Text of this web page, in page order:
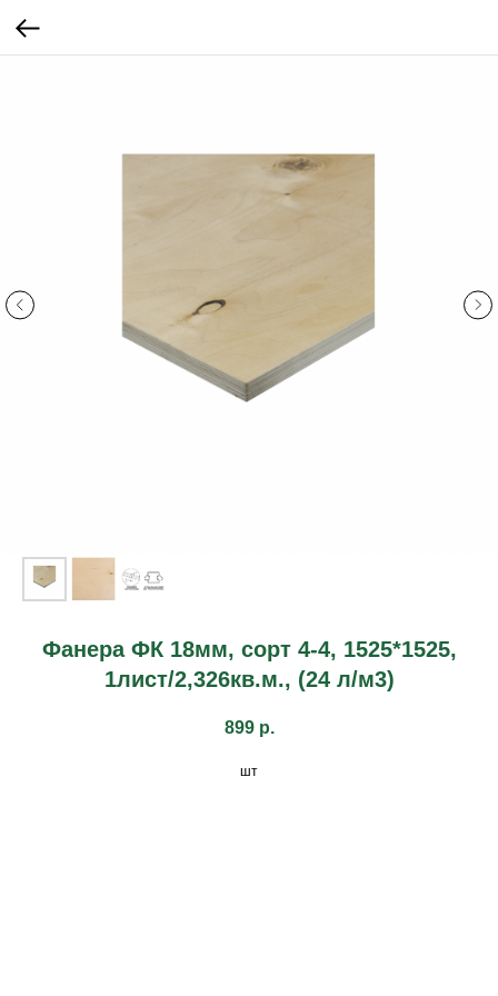
Фанера ФК 18мм, сорт 4-4, 1525*1525,
1лист/2,326кв.м., (24 л/м3)
899 р.
шт